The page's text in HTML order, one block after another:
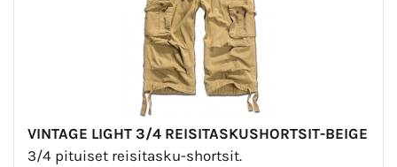
VINTAGE LIGHT 3/4 REISITASKUSHORTSIT-BEIGE
3/4 pituiset reisitasku-shortsit.